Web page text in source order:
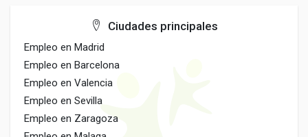
Ciudades principales
Empleo en Madrid
Empleo en Barcelona
Empleo en Valencia
Empleo en Sevilla
Empleo en Zaragoza